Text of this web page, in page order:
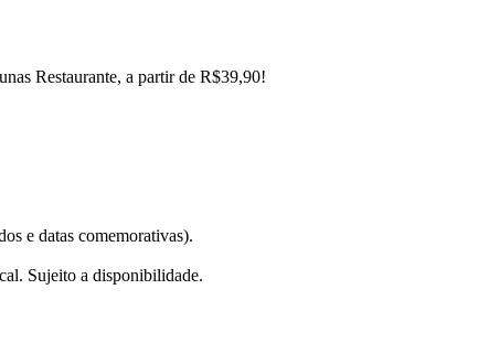
Restaurante, a partir de R$39,90!
e datas comemorativas).
Sujeito a disponibilidade.